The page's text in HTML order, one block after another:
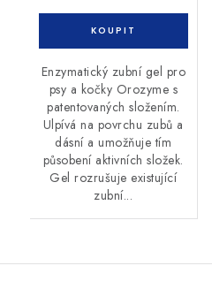
Enzymatický zubní gel pro
psy a kočky Orozyme s
patentovaných složením.
Ulpívá na povrchu zubů a
dásní a umožňuje tím
působení aktivních složek.
Gel rozrušuje existující
zubní...